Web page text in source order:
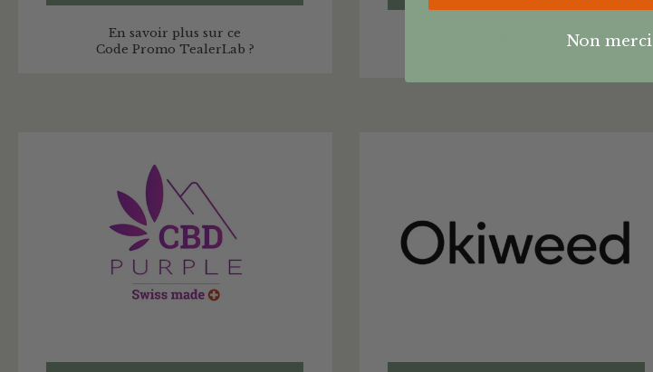
En savoir plus sur ce
Code Promo TealerLab ?
En savoir plus sur ceNon merci